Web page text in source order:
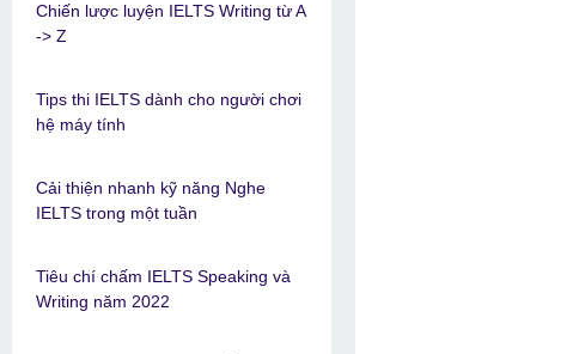
Chiến lược luyện IELTS Writing từ A
-> Z
Tips thi IELTS dành cho người chơi
hệ máy tính
Cải thiện nhanh kỹ năng Nghe
IELTS trong một tuần
Tiêu chí chấm IELTS Speaking và
Writing năm 2022